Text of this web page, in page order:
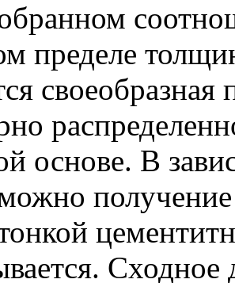
пределе
своеобразная
основе. В
Сходное